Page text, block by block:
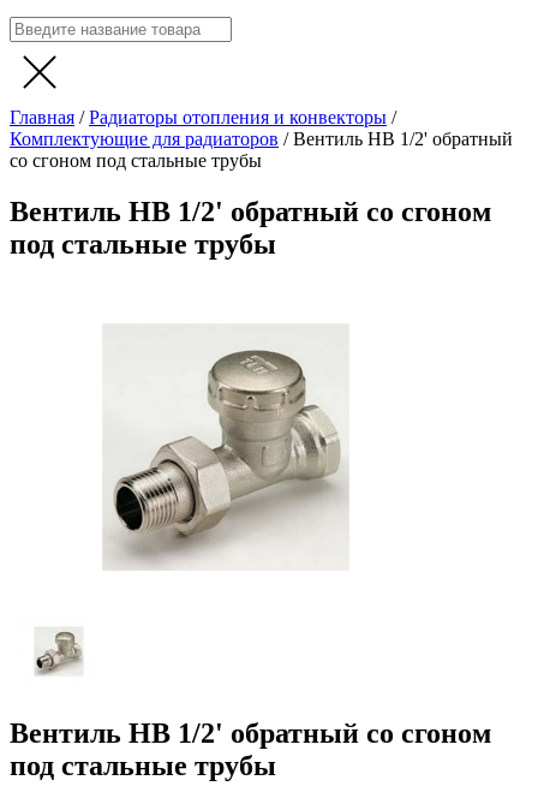
Главная /Радиаторы отопления и конвекторы /
Комплектующие для радиаторов /Вентиль НВ 1/2' обратный
со сгоном под стальные трубы
Вентиль НВ 1/2' обратный со сгоном
под стальные трубы
Вентиль НВ 1/2' обратный со сгоном
под стальные трубы